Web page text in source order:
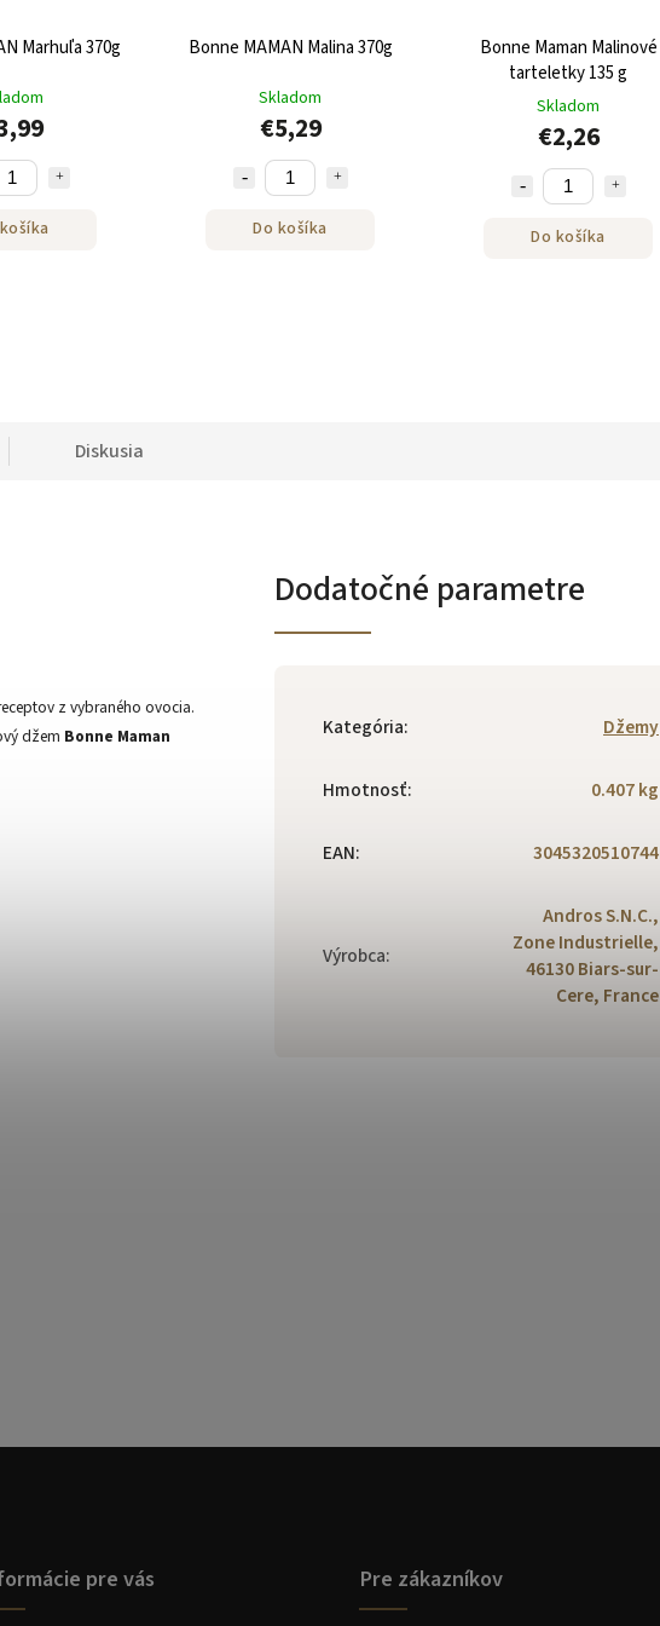
Marhuľa 370g Bonne MAMAN Malina 370g
Skladom
€5,29
Do košíka
Bonne Maman Malinové
tarteletky 135 g
Skladom
€2,26
Do košíka
Diskusia
z vybraného ovocia.
džem Bonne Maman
Dodatočné parametre
Kategória: Džemy
Hmotnosť: 0.407 kg
EAN: 3045320510744
Výrobca:
Andros S.N.C.,
Zone Industrielle,
46130 Biars-sur-
Cere, France
pre vás Pre zákazníkov